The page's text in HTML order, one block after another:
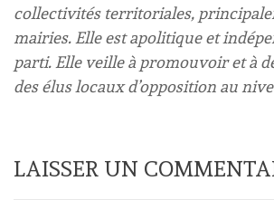
collectivités territoriales,
mairies. Elle est apolitique et
parti. Elle veille à promouvoir et à
des élus locaux d’opposition au
LAISSER UN